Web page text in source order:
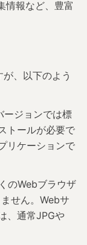
情報など、豊富
、以下のよう
ージョンでは標
トールが必要で
リケーションで
のWebブラウザ
せん。Webサ
、通常JPGや